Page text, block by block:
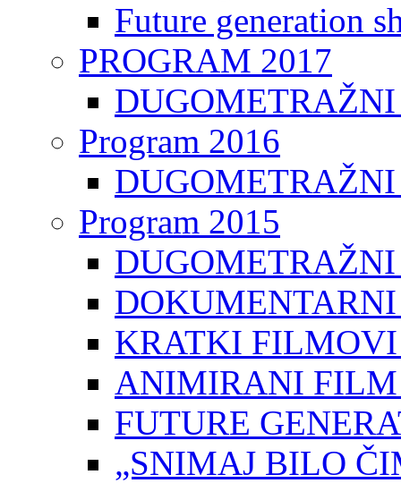
Future generation
PROGRAM 2017
Program 2016
Program 2015
KRATKI FILMOVI
ANIMIRANI FILM
FUTURE
„SNIMAJ BILO